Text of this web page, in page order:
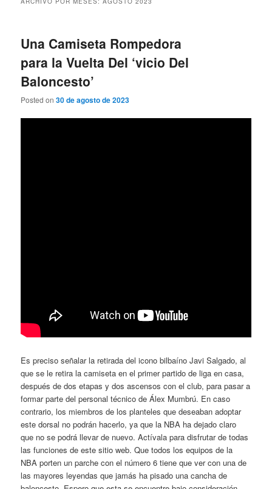
Una Camiseta Rompedora
para la Vuelta Del ‘vicio Del
Baloncesto’
Posted on30 de agosto de 2023
Es preciso señalar la retirada del icono bilbaíno Javi Salgado, al
que se le retira la camiseta en el primer partido de liga en casa,
después de dos etapas y dos ascensos con el club, para pasar a
formar parte del personal técnico de Álex Mumbrú. En caso
contrario, los miembros de los planteles que deseaban adoptar
este dorsal no podrán hacerlo, ya que la NBA ha dejado claro
que no se podrá llevar de nuevo. Actívala para disfrutar de todas
las funciones de este sitio web. Que todos los equipos de la
NBA porten un parche con el número 6 tiene que ver con una de
las mayores leyendas que jamás ha pisado una cancha de